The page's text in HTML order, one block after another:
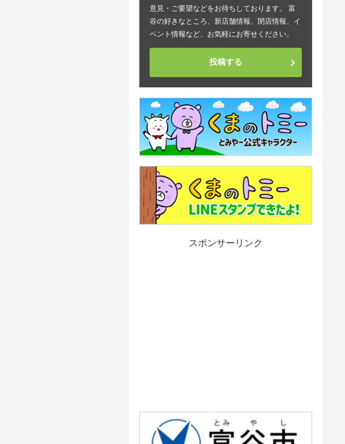
意見・ご要望などをお待ちしております。 富
谷の好きなところ、新店舗情報、閉店情報、イ
ベント情報など、お気軽にお寄せください。
投稿する
スポンサーリンク